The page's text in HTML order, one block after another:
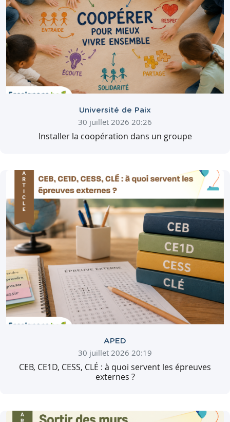
Université de Paix
30 juillet 2026 20:26
Installer la coopération dans un groupe
APED
30 juillet 2026 20:19
CEB, CE1D, CESS, CLÉ : à quoi servent les épreuves
externes ?